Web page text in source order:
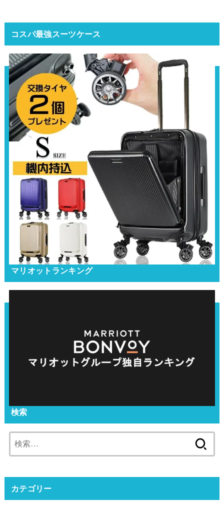
コスパ最強スーツケース
マリオットランキング
検索
索:
カテゴリー